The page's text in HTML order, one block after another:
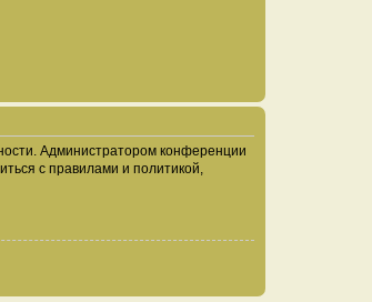
Администратором конференции
с правилами и политикой,